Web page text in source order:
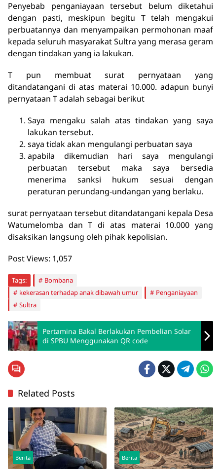
Penyebab penganiayaan tersebut belum diketahui
dengan pasti, meskipun begitu T telah mengakui
perbuatannya dan menyampaikan permohonan maaf
kepada seluruh masyarakat Sultra yang merasa geram
dengan tindakan yang ia lakukan.
T pun membuat surat pernyataan yang
ditandatangani di atas materai 10.000. adapun bunyi
pernyataan T adalah sebagai berikut
Saya mengaku salah atas tindakan yang saya
lakukan tersebut.
saya tidak akan mengulangi perbuatan saya
apabila dikemudian hari saya mengulangi
perbuatan tersebut maka saya bersedia
menerima sanksi hukum sesuai dengan
peraturan perundang-undangan yang berlaku.
surat pernyataan tersebut ditandatangani kepala Desa
Watumelomba dan T di atas materai 10.000 yang
disaksikan langsung oleh pihak kepolisian.
Post Views: 1,057
Tags:
Bombana
kekerasan terhadap anak dibawah umur
Penganiayaan
Sultra
Pertamina Bakal Berlakukan Pembelian Solar
di SPBU Menggunakan QR code
Related Posts
Berita Berita